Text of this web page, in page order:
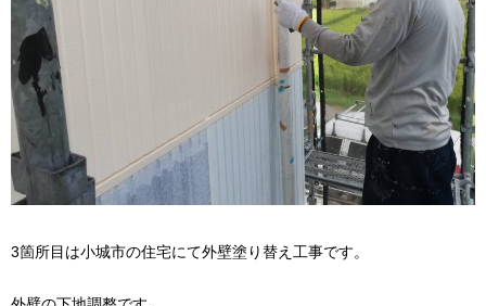
3箇所目は小城市の住宅にて外壁塗り替え工事です。